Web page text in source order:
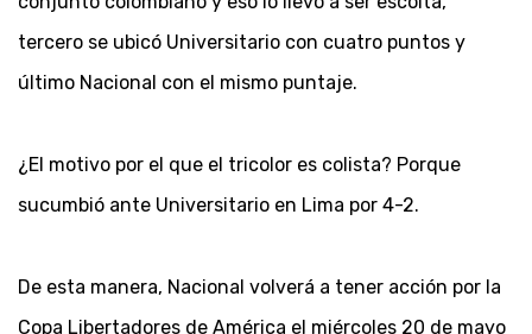
tercero se ubicó Universitario con cuatro puntos y
último Nacional con el mismo puntaje.
¿El motivo por el que el tricolor es colista? Porque
sucumbió ante Universitario en Lima por 4-2.
De esta manera, Nacional volverá a tener acción por la
Copa Libertadores de América el miércoles 20 de mayo